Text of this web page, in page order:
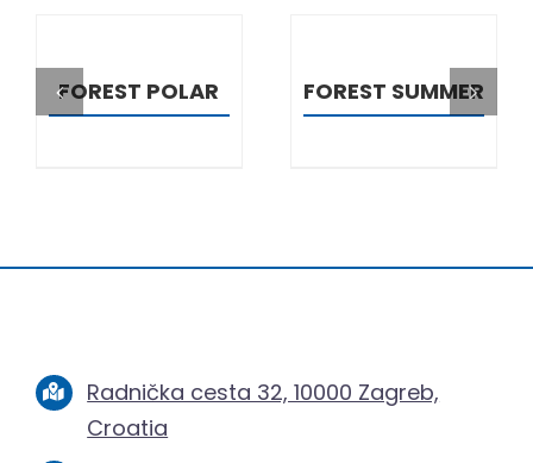
FOREST POLAR FOREST SUMMER
Radnička cesta 32, 10000 Zagreb,
Croatia